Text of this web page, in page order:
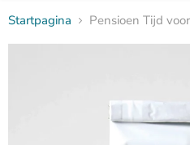
Startpagina Pensioen Tijd